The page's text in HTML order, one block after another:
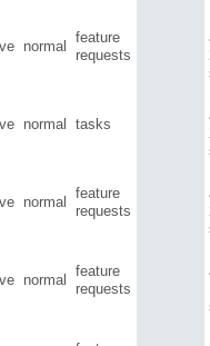
normal
feature
requests
normal tasks
normal
feature
requests
normal
feature
requests